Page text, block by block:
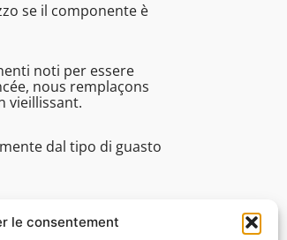
le consentement
se il componente è
noti per essere
nous remplaçons
vieillissant.
dal tipo di guasto
tecnica. ecc.).